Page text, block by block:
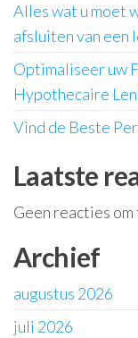
Alles wat u moet
afsluiten van een
Optimaliseer uw
Hypothecaire
Vind de Beste
Laatste
Geen reacties
Archief
augustus 2026
juli 2026